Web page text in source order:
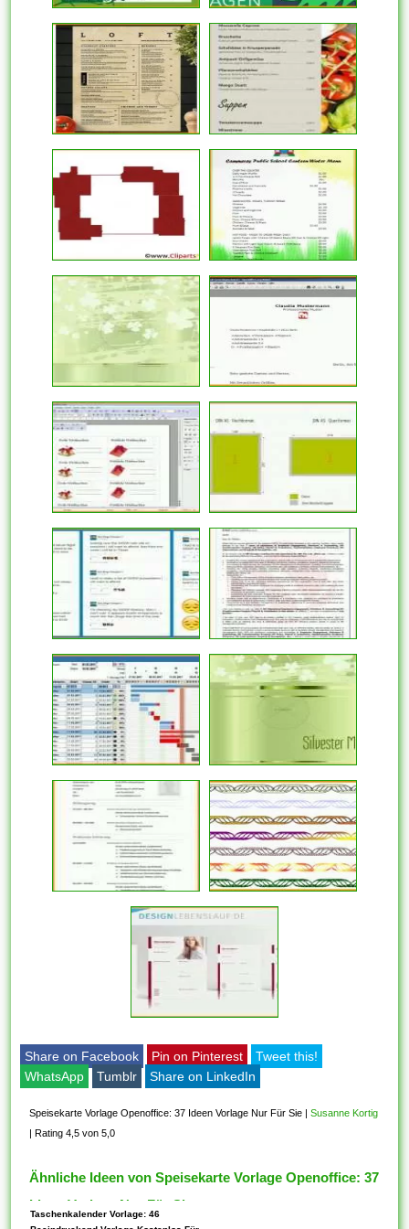
Share on Facebook Pin on Pinterest
Tweet this!
WhatsApp
Tumblr Share on LinkedIn
Speisekarte Vorlage Openoffice: 37 Ideen Vorlage Nur Für Sie |Susanne Kortig
|Rating 4,5 von 5,0
Ähnliche Ideen von Speisekarte Vorlage Openoffice: 37
Ideen Vorlage Nur Für Sie
Taschenkalender Vorlage: 46